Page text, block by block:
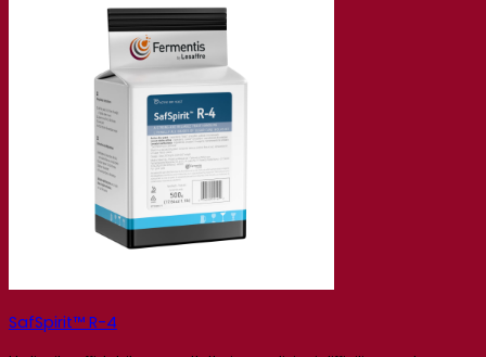
SafSpirit™ R-4